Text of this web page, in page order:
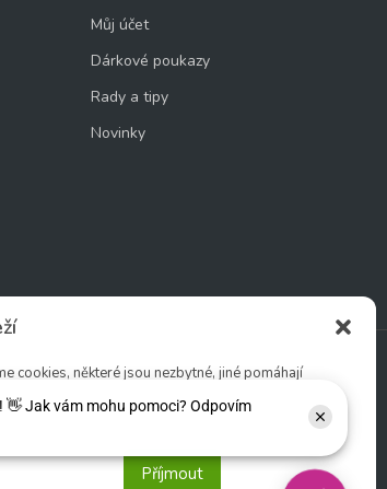
cookies, některé jsou nezbytné, jiné pomáhají
Příjmout
Můj účet
Dárkové poukazy
Rady a tipy
Novinky
Sledujte nás: